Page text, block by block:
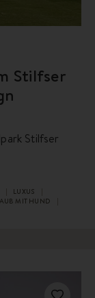
Stilfser
Stilfser
LUXUS
MIT HUND